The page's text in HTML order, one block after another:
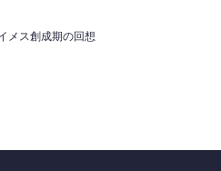
メス創成期の回想